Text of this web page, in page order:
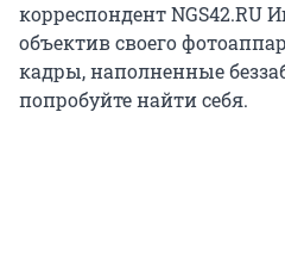
корреспондент NGS42.RU
объектив своего
кадры, наполненные
попробуйте найти себя.